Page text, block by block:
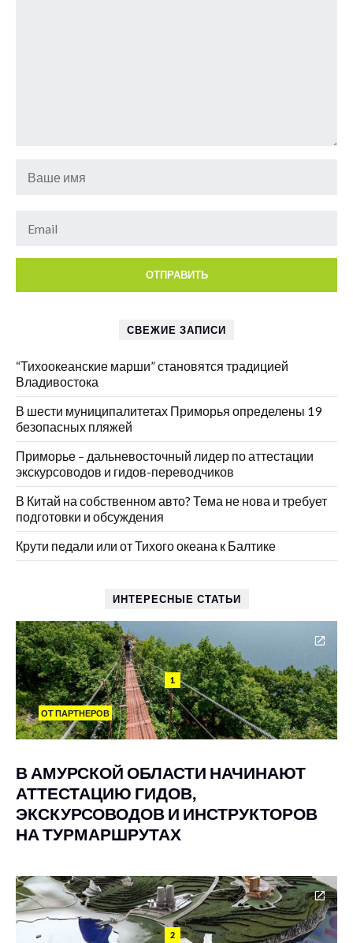
СВЕЖИЕ ЗАПИСИ
“Тихоокеанские марши” становятся традицией
Владивостока
В шести муниципалитетах Приморья определены 19
безопасных пляжей
Приморье – дальневосточный лидер по аттестации
экскурсоводов и гидов-переводчиков
В Китай на собственном авто? Тема не нова и требует
подготовки и обсуждения
Крути педали или от Тихого океана к Балтике
ИНТЕРЕСНЫЕ СТАТЬИ
1
ОТ ПАРТНЕРОВ
В АМУРСКОЙ ОБЛАСТИ НАЧИНАЮТ
АТТЕСТАЦИЮ ГИДОВ,
ЭКСКУРСОВОДОВ И ИНСТРУКТОРОВ
НА ТУРМАРШРУТАХ
2